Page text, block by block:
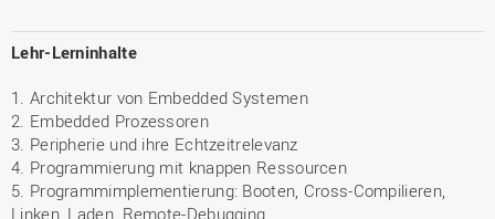
Lehr-Lerninhalte
1. Architektur von Embedded Systemen
2. Embedded Prozessoren
3. Peripherie und ihre Echtzeitrelevanz
4. Programmierung mit knappen Ressourcen
5. Programmimplementierung: Booten, Cross-Compilieren,
Linken, Laden, Remote-Debugging